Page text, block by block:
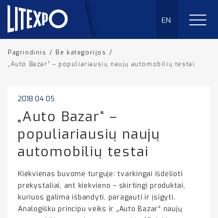
EN
Pagrindinis / Be kategorijos /
„Auto Bazar“ – populiariausių naujų automobilių testai
2018 04 05
„Auto Bazar“ –
populiariausių naujų
automobilių testai
Kiekvienas buvome turguje: tvarkingai išdėlioti
prekystaliai, ant kiekvieno – skirtingi produktai,
kuriuos galima išbandyti, paragauti ir įsigyti.
Analogišku principu veiks ir „Auto Bazar“ naujų